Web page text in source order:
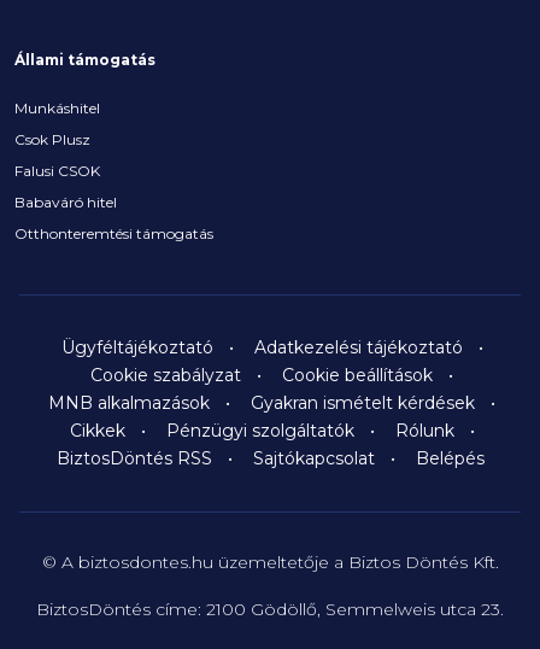
Állami támogatás
Munkáshitel
Csok Plusz
Falusi CSOK
Babaváró hitel
Otthonteremtési támogatás
Ügyféltájékoztató
Adatkezelési tájékoztató
Cookie szabályzat
Cookie beállítások
MNB alkalmazások
Gyakran ismételt kérdések
Cikkek
Pénzügyi szolgáltatók
Rólunk
BiztosDöntés RSS
Sajtókapcsolat Belépés
© A biztosdontes.hu üzemeltetője a Biztos Döntés Kft.
BiztosDöntés címe: 2100 Gödöllő, Semmelweis utca 23.